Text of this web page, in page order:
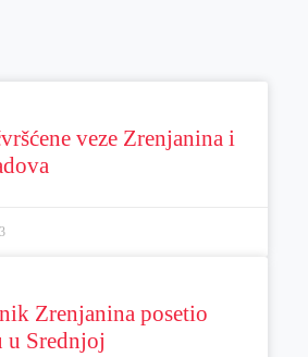
veze Zrenjanina i
Zrenjanina posetio
Srednjoj